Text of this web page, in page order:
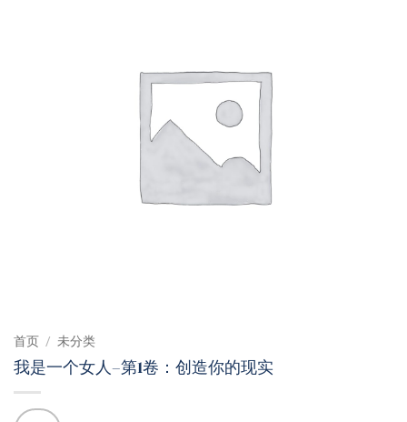
首页 / 未分类
我是一个女人–第1卷：创造你的现实